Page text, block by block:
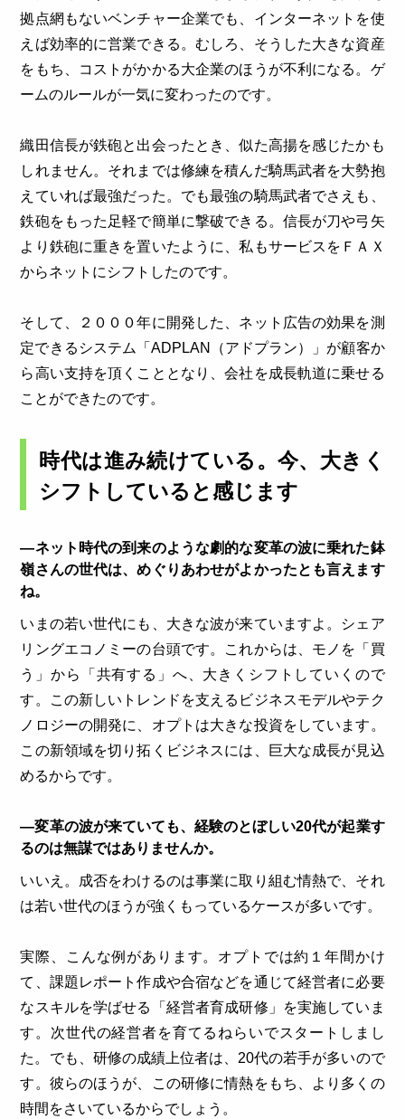
拠点網もないベンチャー企業でも、インターネットを使
えば効率的に営業できる。むしろ、そうした大きな資産
をもち、コストがかかる大企業のほうが不利になる。ゲ
ームのルールが一気に変わったのです。
織田信長が鉄砲と出会ったとき、似た高揚を感じたかも
しれません。それまでは修練を積んだ騎馬武者を大勢抱
えていれば最強だった。でも最強の騎馬武者でさえも、
鉄砲をもった足軽で簡単に撃破できる。信長が刀や弓矢
より鉄砲に重きを置いたように、私もサービスをＦＡＸ
からネットにシフトしたのです。
そして、２０００年に開発した、ネット広告の効果を測
定できるシステム「ADPLAN（アドプラン）」が顧客か
ら高い支持を頂くこととなり、会社を成長軌道に乗せる
ことができたのです。
時代は進み続けている。今、大きく
シフトしていると感じます
―ネット時代の到来のような劇的な変革の波に乗れた鉢
嶺さんの世代は、めぐりあわせがよかったとも言えます
ね。
いまの若い世代にも、大きな波が来ていますよ。シェア
リングエコノミーの台頭です。これからは、モノを「買
う」から「共有する」へ、大きくシフトしていくので
す。この新しいトレンドを支えるビジネスモデルやテク
ノロジーの開発に、オプトは大きな投資をしています。
この新領域を切り拓くビジネスには、巨大な成長が見込
めるからです。
―変革の波が来ていても、経験のとぼしい20代が起業す
るのは無謀ではありませんか。
いいえ。成否をわけるのは事業に取り組む情熱で、それ
は若い世代のほうが強くもっているケースが多いです。
実際、こんな例があります。オプトでは約１年間かけ
て、課題レポート作成や合宿などを通じて経営者に必要
なスキルを学ばせる「経営者育成研修」を実施していま
す。次世代の経営者を育てるねらいでスタートしまし
た。でも、研修の成績上位者は、20代の若手が多いので
す。彼らのほうが、この研修に情熱をもち、より多くの
時間をさいているからでしょう。